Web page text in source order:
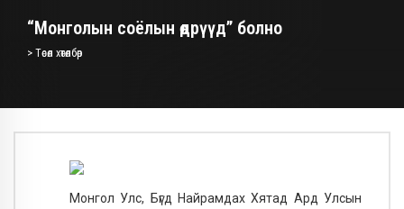
“Монголын соёлын өдрүүд” болно
> Төсөл хөтөлбөр
Монгол Улс, Бүгд Найрамдах Хятад Ард Улсын